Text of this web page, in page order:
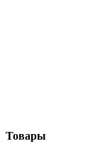
Товары